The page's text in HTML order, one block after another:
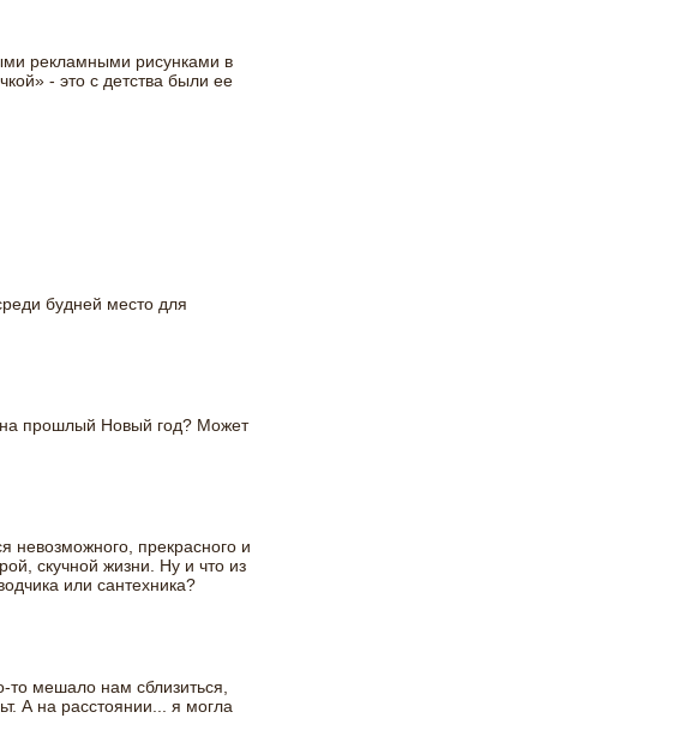
рекламными рисунками в
- это с детства были ее
будней место для
прошлый Новый год? Может
невозможного, прекрасного и
скучной жизни. Ну и что из
или сантехника?
то мешало нам сблизиться,
А на расстоянии... я могла